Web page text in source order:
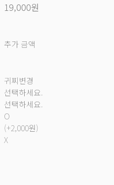
19,000원
추가 금액
귀찌변경
선택하세요.
선택하세요.
O
(+2,000원)
X